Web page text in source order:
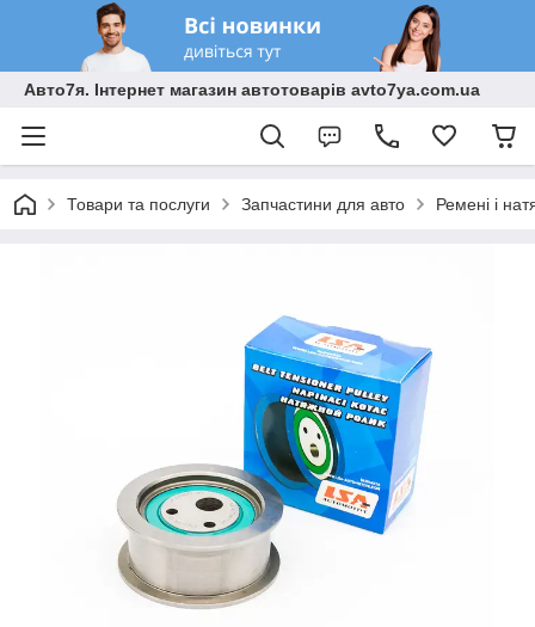
Авто7я. Інтернет магазин автотоварів avto7ya.com.ua
Товари та послуги Запчастини для авто Ремені і